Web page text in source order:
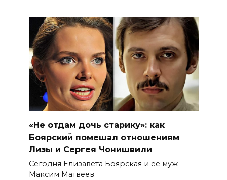
«Не отдам дочь старику»: как
Боярский помешал отношениям
Лизы и Сергея Чонишвили
Сегодня Елизавета Боярская и ее муж
Максим Матвеев